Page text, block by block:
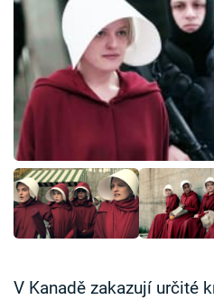
Pořady
TV Program
Časopis
Sledujte prima+
Přihlášení
Sledujte nás
V Kanadě zakazují určité